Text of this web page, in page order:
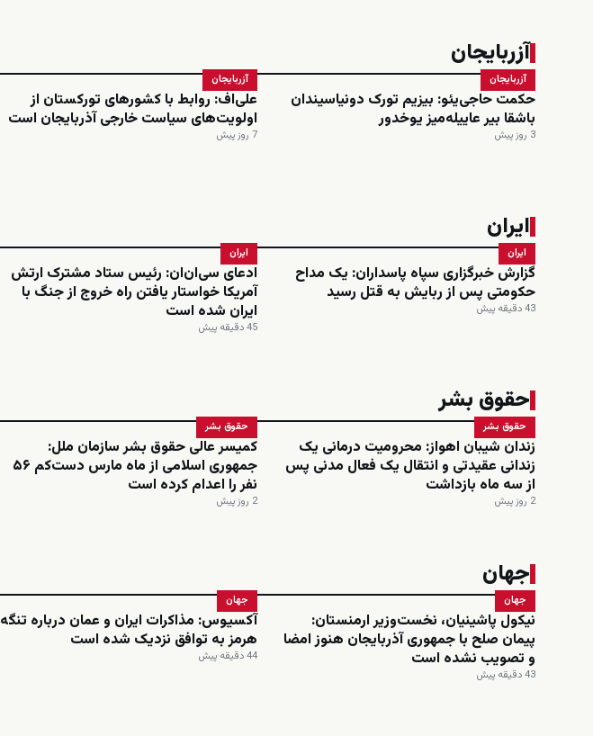
آزربایجان
آزربایجان
حکمت حاجی‌یئو: بیزیم تورک دونیاسیندان
باشقا بیر عاییله‌میز یوخدور
3 روز پیش
آزربایجان
علی‌اف: روابط با کشورهای تورکستان از
اولویت‌های سیاست خارجی آذربایجان است
7 روز پیش
ایران
ایران
گزارش خبرگزاری سپاه پاسداران: یک مداح
حکومتی پس از ربایش به قتل رسید
43 دقیقه پیش
ایران
ادعای سی‌ان‌ان: رئیس ستاد مشترک ارتش
آمریکا خواستار یافتن راه خروج از جنگ با
ایران شده است
45 دقیقه پیش
حقوق بشر
حقوق بشر
زندان شیبان اهواز: محرومیت درمانی یک
زندانی عقیدتی و انتقال یک فعال مدنی پس
از سه ماه بازداشت
2 روز پیش
حقوق بشر
کمیسر عالی حقوق بشر سازمان ملل:
جمهوری اسلامی از ماه مارس دست‌کم ۵۶
نفر را اعدام کرده است
2 روز پیش
جهان
جهان
نیکول پاشینیان، نخست‌وزیر ارمنستان:
پیمان صلح با جمهوری آذربایجان هنوز امضا
و تصویب نشده است
43 دقیقه پیش
جهان
آکسیوس: مذاکرات ایران و عمان درباره تنگه
هرمز به توافق نزدیک شده است
44 دقیقه پیش